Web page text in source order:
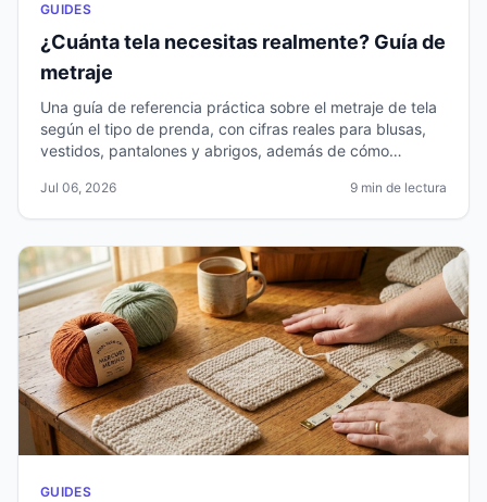
GUIDES
¿Cuánta tela necesitas realmente? Guía de
metraje
Una guía de referencia práctica sobre el metraje de tela
según el tipo de prenda, con cifras reales para blusas,
vestidos, pantalones y abrigos, además de cómo
Jul 06, 2026 9 min de lectura
GUIDES